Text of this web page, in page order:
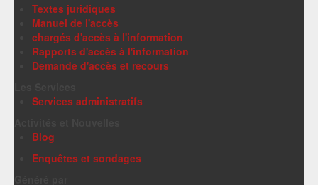
Textes juridiques
Manuel de l'accès
chargés d'accès à l'information
Rapports d'accès à l'information
Demande d'accès et recours
Services administratifs
Blog
Enquêtes et sondages